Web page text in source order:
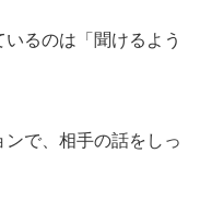
るのは「聞けるよう
で、相手の話をしっ